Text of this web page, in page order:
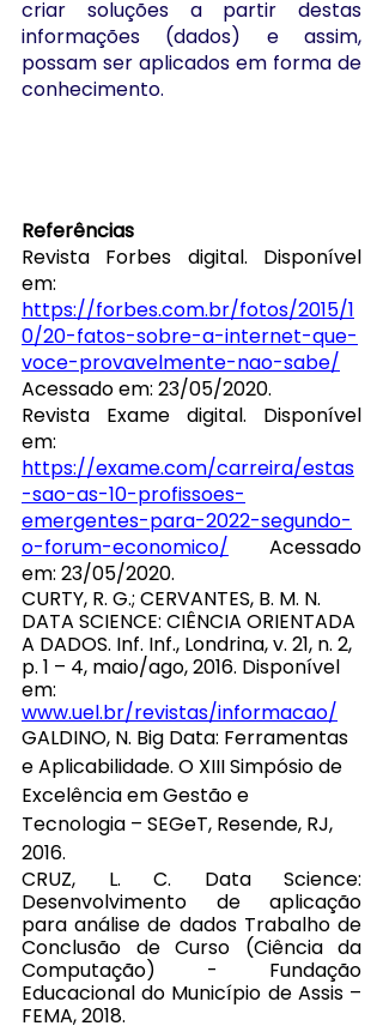
criar soluções a partir destas
informações (dados) e assim,
possam ser aplicados em forma de
conhecimento.
Referências
Revista Forbes digital. Disponível
https://forbes.com.br/fotos/2015/1
0/20-fatos-sobre-a-internet-que-
voce-provavelmente-nao-sabe/
Acessado em: 23/05/2020.
Revista Exame digital. Disponível
https://exame.com/carreira/estas
-sao-as-10-profissoes-
emergentes-para-2022-segundo-
o-forum-economico/ Acessado
em: 23/05/2020.
CURTY, R. G.; CERVANTES, B. M. N.
DATA SCIENCE: CIÊNCIA ORIENTADA
A DADOS. Inf. Inf., Londrina, v. 21, n. 2,
p. 1 – 4, maio/ago, 2016. Disponível
em:
www.uel.br/revistas/informacao/
GALDINO, N. Big Data: Ferramentas
e Aplicabilidade. O XIII Simpósio de
Excelência em Gestão e
Tecnologia – SEGeT, Resende, RJ,
2016.
CRUZ, L. C. Data Science:
Desenvolvimento de aplicação
para análise de dados Trabalho de
Conclusão de Curso (Ciência da
Computação) - Fundação
Educacional do Município de Assis –
FEMA, 2018.